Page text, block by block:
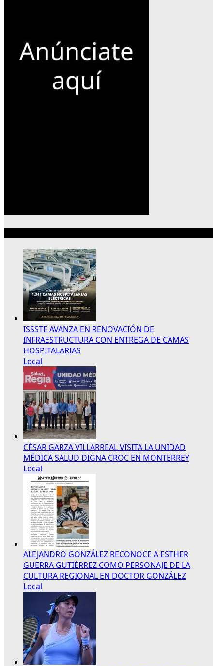
ISSSTE AVANZA EN RENOVACIÓN DE
INFRAESTRUCTURA CON ENTREGA DE CAMAS
HOSPITALARIAS
Local
CÉSAR GARZA VILLARREAL VISITA LA UNIDAD
MÉDICA SALUD DIGNA CROC EN MONTERREY
Local
ALEJANDRO GONZÁLEZ RECONOCE A ESTHER
GUERRA GUTIÉRREZ COMO PERSONAJE DE LA
CULTURA REGIONAL EN DOCTOR GONZÁLEZ
Local